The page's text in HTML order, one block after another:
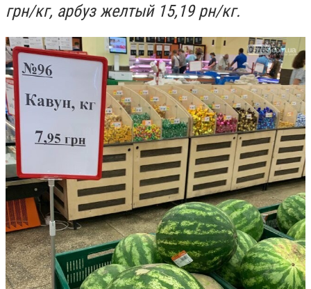
грн/кг, арбуз желтый 15,19 рн/кг.